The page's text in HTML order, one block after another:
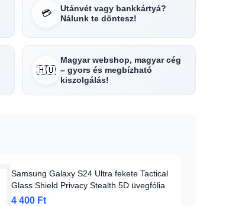
💳
Utánvét vagy bankkártyá?
Nálunk te döntesz!
🇭🇺
Magyar webshop, magyar cég
– gyors és megbízható
kiszolgálás!
Samsung Galaxy S24 Ultra fekete Tactical
Glass Shield Privacy Stealth 5D üvegfólia
4 400 Ft